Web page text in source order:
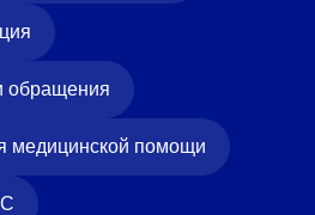
обращения
медицинской помощи